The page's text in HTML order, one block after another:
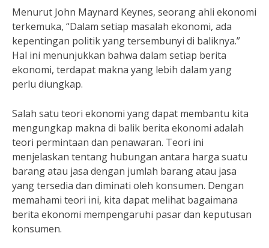
Menurut John Maynard Keynes, seorang ahli ekonomi
terkemuka, “Dalam setiap masalah ekonomi, ada
kepentingan politik yang tersembunyi di baliknya.”
Hal ini menunjukkan bahwa dalam setiap berita
ekonomi, terdapat makna yang lebih dalam yang
perlu diungkap.
Salah satu teori ekonomi yang dapat membantu kita
mengungkap makna di balik berita ekonomi adalah
teori permintaan dan penawaran. Teori ini
menjelaskan tentang hubungan antara harga suatu
barang atau jasa dengan jumlah barang atau jasa
yang tersedia dan diminati oleh konsumen. Dengan
memahami teori ini, kita dapat melihat bagaimana
berita ekonomi mempengaruhi pasar dan keputusan
konsumen.